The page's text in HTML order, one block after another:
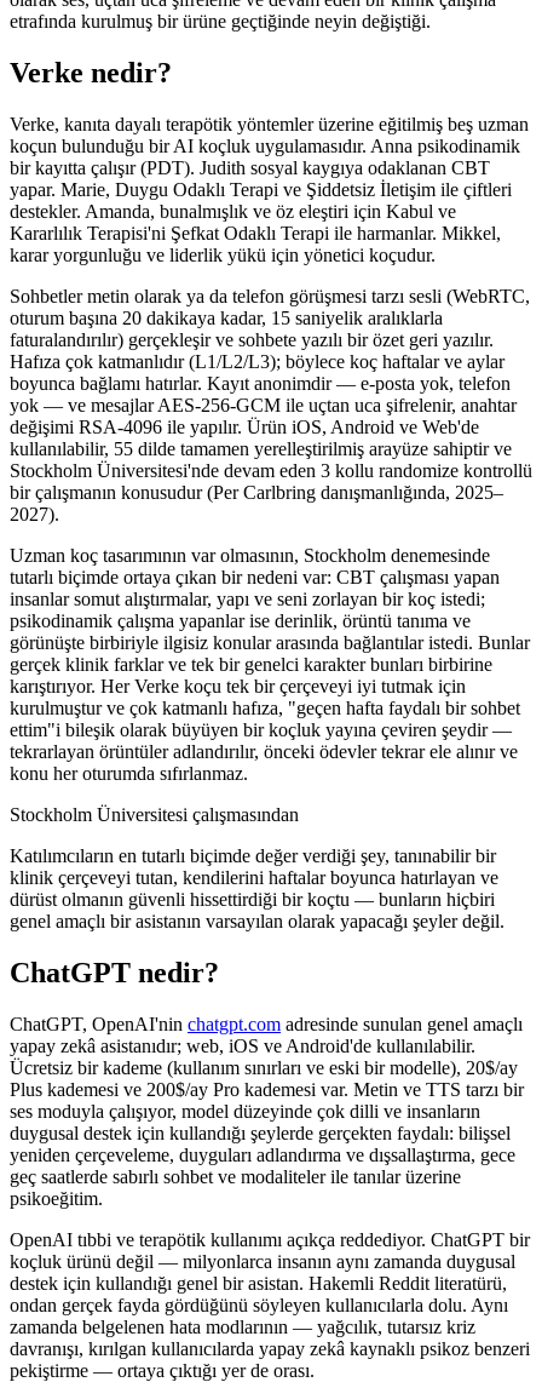
etrafında kurulmuş bir ürüne geçtiğinde neyin değiştiği.
Verke nedir?
Verke, kanıta dayalı terapötik yöntemler üzerine eğitilmiş beş uzman
koçun bulunduğu bir AI koçluk uygulamasıdır. Anna psikodinamik
bir kayıtta çalışır (PDT). Judith sosyal kaygıya odaklanan CBT
yapar. Marie, Duygu Odaklı Terapi ve Şiddetsiz İletişim ile çiftleri
destekler. Amanda, bunalmışlık ve öz eleştiri için Kabul ve
Kararlılık Terapisi'ni Şefkat Odaklı Terapi ile harmanlar. Mikkel,
karar yorgunluğu ve liderlik yükü için yönetici koçudur.
Sohbetler metin olarak ya da telefon görüşmesi tarzı sesli (WebRTC,
oturum başına 20 dakikaya kadar, 15 saniyelik aralıklarla
faturalandırılır) gerçekleşir ve sohbete yazılı bir özet geri yazılır.
Hafıza çok katmanlıdır (L1/L2/L3); böylece koç haftalar ve aylar
boyunca bağlamı hatırlar. Kayıt anonimdir — e-posta yok, telefon
yok — ve mesajlar AES-256-GCM ile uçtan uca şifrelenir, anahtar
değişimi RSA-4096 ile yapılır. Ürün iOS, Android ve Web'de
kullanılabilir, 55 dilde tamamen yerelleştirilmiş arayüze sahiptir ve
Stockholm Üniversitesi'nde devam eden 3 kollu randomize kontrollü
bir çalışmanın konusudur (Per Carlbring danışmanlığında, 2025–
2027).
Uzman koç tasarımının var olmasının, Stockholm denemesinde
tutarlı biçimde ortaya çıkan bir nedeni var: CBT çalışması yapan
insanlar somut alıştırmalar, yapı ve seni zorlayan bir koç istedi;
psikodinamik çalışma yapanlar ise derinlik, örüntü tanıma ve
görünüşte birbiriyle ilgisiz konular arasında bağlantılar istedi. Bunlar
gerçek klinik farklar ve tek bir genelci karakter bunları birbirine
karıştırıyor. Her Verke koçu tek bir çerçeveyi iyi tutmak için
kurulmuştur ve çok katmanlı hafıza, "geçen hafta faydalı bir sohbet
ettim"i bileşik olarak büyüyen bir koçluk yayına çeviren şeydir —
tekrarlayan örüntüler adlandırılır, önceki ödevler tekrar ele alınır ve
konu her oturumda sıfırlanmaz.
Stockholm Üniversitesi çalışmasından
Katılımcıların en tutarlı biçimde değer verdiği şey, tanınabilir bir
klinik çerçeveyi tutan, kendilerini haftalar boyunca hatırlayan ve
dürüst olmanın güvenli hissettirdiği bir koçtu — bunların hiçbiri
genel amaçlı bir asistanın varsayılan olarak yapacağı şeyler değil.
ChatGPT nedir?
ChatGPT, OpenAI'nin chatgpt.com adresinde sunulan genel amaçlı
yapay zekâ asistanıdır; web, iOS ve Android'de kullanılabilir.
Ücretsiz bir kademe (kullanım sınırları ve eski bir modelle), 20$/ay
Plus kademesi ve 200$/ay Pro kademesi var. Metin ve TTS tarzı bir
ses moduyla çalışıyor, model düzeyinde çok dilli ve insanların
duygusal destek için kullandığı şeylerde gerçekten faydalı: bilişsel
yeniden çerçeveleme, duyguları adlandırma ve dışsallaştırma, gece
geç saatlerde sabırlı sohbet ve modaliteler ile tanılar üzerine
psikoeğitim.
OpenAI tıbbi ve terapötik kullanımı açıkça reddediyor. ChatGPT bir
koçluk ürünü değil — milyonlarca insanın aynı zamanda duygusal
destek için kullandığı genel bir asistan. Hakemli Reddit literatürü,
ondan gerçek fayda gördüğünü söyleyen kullanıcılarla dolu. Aynı
zamanda belgelenen hata modlarının — yağcılık, tutarsız kriz
davranışı, kırılgan kullanıcılarda yapay zekâ kaynaklı psikoz benzeri
pekiştirme — ortaya çıktığı yer de orası.